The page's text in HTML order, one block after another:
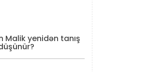
Malik yenidən tanış